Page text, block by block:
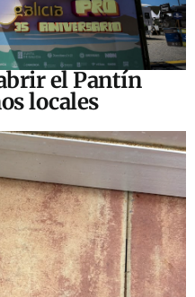
el Pantín
locales